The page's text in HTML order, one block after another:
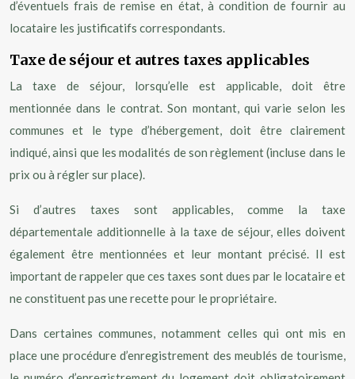
d’éventuels frais de remise en état, à condition de fournir au
locataire les justificatifs correspondants.
Taxe de séjour et autres taxes applicables
La taxe de séjour, lorsqu’elle est applicable, doit être
mentionnée dans le contrat. Son montant, qui varie selon les
communes et le type d’hébergement, doit être clairement
indiqué, ainsi que les modalités de son règlement (incluse dans le
prix ou à régler sur place).
Si d’autres taxes sont applicables, comme la taxe
départementale additionnelle à la taxe de séjour, elles doivent
également être mentionnées et leur montant précisé. Il est
important de rappeler que ces taxes sont dues par le locataire et
ne constituent pas une recette pour le propriétaire.
Dans certaines communes, notamment celles qui ont mis en
place une procédure d’enregistrement des meublés de tourisme,